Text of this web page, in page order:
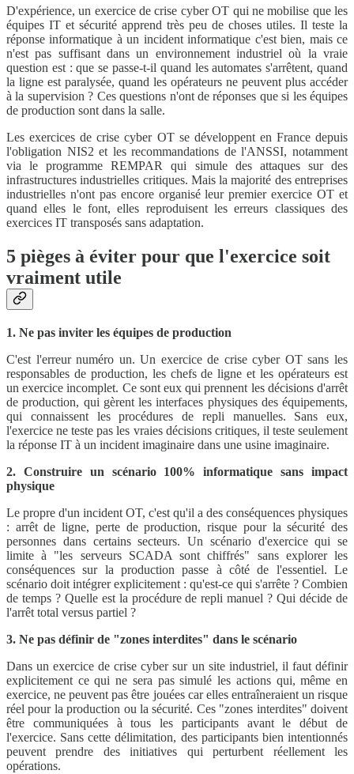
D'expérience, un exercice de crise cyber OT qui ne mobilise que les
équipes IT et sécurité apprend très peu de choses utiles. Il teste la
réponse informatique à un incident informatique c'est bien, mais ce
n'est pas suffisant dans un environnement industriel où la vraie
question est : que se passe-t-il quand les automates s'arrêtent, quand
la ligne est paralysée, quand les opérateurs ne peuvent plus accéder
à la supervision ? Ces questions n'ont de réponses que si les équipes
de production sont dans la salle.
Les exercices de crise cyber OT se développent en France depuis
l'obligation NIS2 et les recommandations de l'ANSSI, notamment
via le programme REMPAR qui simule des attaques sur des
infrastructures industrielles critiques. Mais la majorité des entreprises
industrielles n'ont pas encore organisé leur premier exercice OT et
quand elles le font, elles reproduisent les erreurs classiques des
exercices IT transposés sans adaptation.
5 pièges à éviter pour que l'exercice soit
vraiment utile
1. Ne pas inviter les équipes de production
C'est l'erreur numéro un. Un exercice de crise cyber OT sans les
responsables de production, les chefs de ligne et les opérateurs est
un exercice incomplet. Ce sont eux qui prennent les décisions d'arrêt
de production, qui gèrent les interfaces physiques des équipements,
qui connaissent les procédures de repli manuelles. Sans eux,
l'exercice ne teste pas les vraies décisions critiques, il teste seulement
la réponse IT à un incident imaginaire dans une usine imaginaire.
2. Construire un scénario 100% informatique sans impact
physique
Le propre d'un incident OT, c'est qu'il a des conséquences physiques
: arrêt de ligne, perte de production, risque pour la sécurité des
personnes dans certains secteurs. Un scénario d'exercice qui se
limite à "les serveurs SCADA sont chiffrés" sans explorer les
conséquences sur la production passe à côté de l'essentiel. Le
scénario doit intégrer explicitement : qu'est-ce qui s'arrête ? Combien
de temps ? Quelle est la procédure de repli manuel ? Qui décide de
l'arrêt total versus partiel ?
3. Ne pas définir de "zones interdites" dans le scénario
Dans un exercice de crise cyber sur un site industriel, il faut définir
explicitement ce qui ne sera pas simulé les actions qui, même en
exercice, ne peuvent pas être jouées car elles entraîneraient un risque
réel pour la production ou la sécurité. Ces "zones interdites" doivent
être communiquées à tous les participants avant le début de
l'exercice. Sans cette délimitation, des participants bien intentionnés
peuvent prendre des initiatives qui perturbent réellement les
opérations.